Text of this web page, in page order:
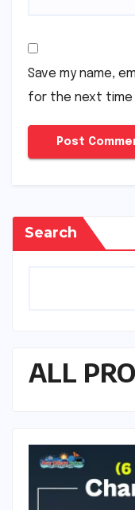
Save my name,
for the next time
Search
ALL